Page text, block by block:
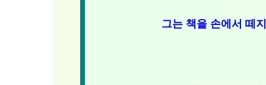
그는 책을 손에서 떼